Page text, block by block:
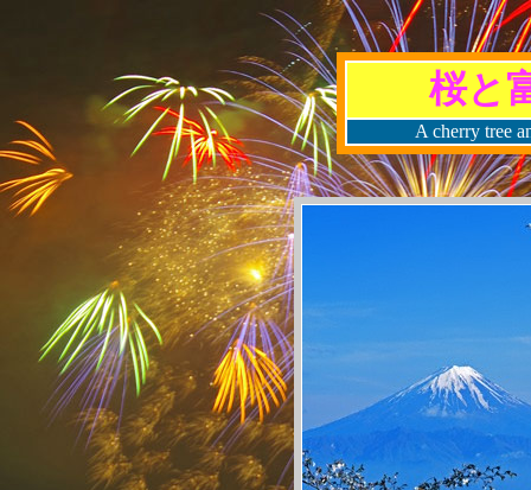
桜と
A cherry tree